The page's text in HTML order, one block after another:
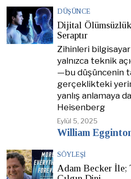
DÜŞÜNCE
Dijital
Seraptır
Zihinleri
yalnızca teknik
—bu düşüncenin
gerçeklikteki
yanlış anlamaya
Heisenberg
Eylül 5, 2025
William
SÖYLEŞI
Adam Becker İle;